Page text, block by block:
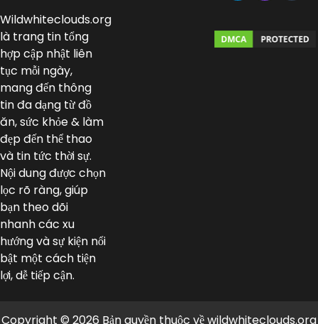
Wildwhiteclouds.org
là trang tin tổng
hợp cập nhật liên
tục mỗi ngày,
mang đến thông
tin đa dạng từ đồ
ăn, sức khỏe & làm
đẹp đến thể thao
và tin tức thời sự.
Nội dung được chọn
lọc rõ ràng, giúp
bạn theo dõi
nhanh các xu
hướng và sự kiện nổi
bật một cách tiện
lợi, dễ tiếp cận.
Copyright © 2026 Bản quyền thuộc về wildwhiteclouds.org